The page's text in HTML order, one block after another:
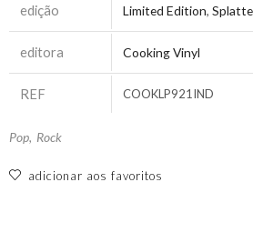
edição Limited Edition,
editora Cooking Vinyl
REF COOKLP921IND
Pop, Rock
adicionar aos favoritos